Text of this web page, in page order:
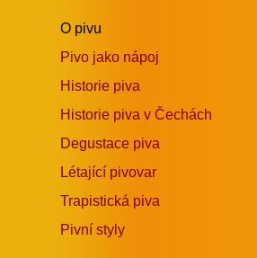
O pivu
Pivo jako nápoj
Historie piva
Historie piva v Čechách
Degustace piva
Létající pivovar
Trapistická piva
Pivní styly